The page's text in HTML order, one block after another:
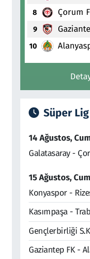
8 Çorum
9
10
Süper
14 Ağustos,
Galatasaray -
15 Ağustos,
Konyaspor -
Kasımpaşa -
Gençlerbirliği
Gaziantep FK -